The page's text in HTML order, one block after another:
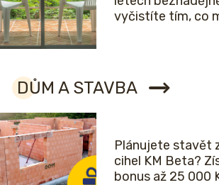
vyčistíte tím, co
DŮM A STAVBA
Plánujete stavět
cihel KM Beta?
bonus až 25 000